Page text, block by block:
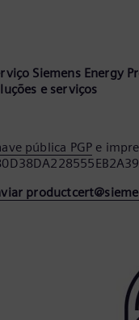
Siemens Energy
e serviços
pública PGP e